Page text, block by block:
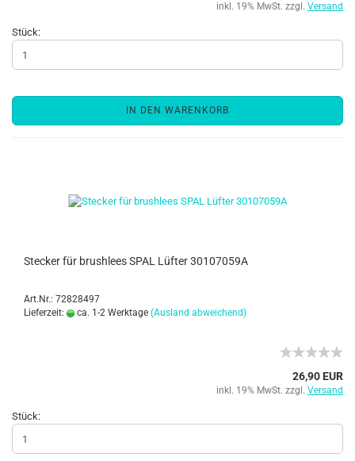
inkl. 19% MwSt. zzgl. Versand
Stück:
IN DEN WARENKORB
Stecker für brushlees SPAL Lüfter 30107059A
Art.Nr.: 72828497
Lieferzeit:
ca. 1-2 Werktage (Ausland abweichend)
26,90 EUR
inkl. 19% MwSt. zzgl. Versand
Stück: